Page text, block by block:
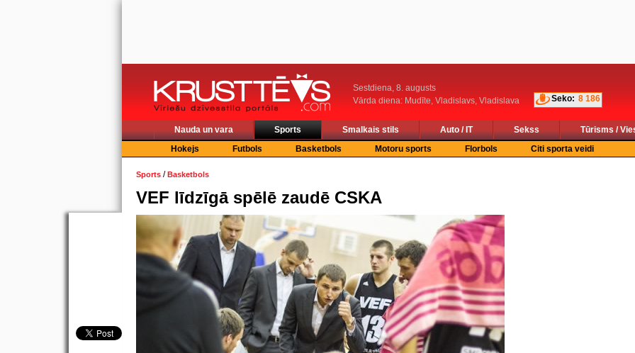
Sestdiena, 8. augusts
Vārda diena: Mudīte, Vladislavs, Vladislava
Seko: 8 186
Nauda un vara Sports Smalkais stils Auto / IT Sekss
Tūrisms /
Hokejs
Futbols Basketbols Motoru sports Florbols Citi sporta veidi
Sports /Basketbols
VEF līdzīgā spēlē zaudē CSKA